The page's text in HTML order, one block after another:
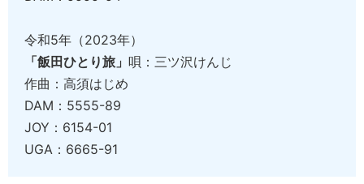
令和5年（2023年）
「飯田ひとり旅」 唄：三ツ沢けんじ
作曲：高須はじめ
DAM：5555-89
JOY：6154-01
UGA：6665-91